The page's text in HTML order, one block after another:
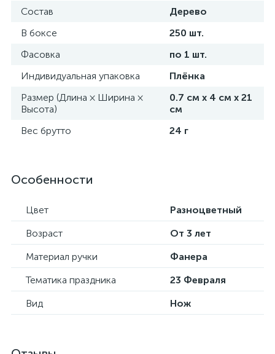
Состав
Дерево
В боксе
250 шт.
Фасовка
по 1 шт.
Индивидуальная упаковка
Плёнка
Размер (Длина × Ширина ×
Высота)
0.7 см х 4 см х 21
см
Вес брутто
24 г
Особенности
Цвет
Разноцветный
Возраст
От 3 лет
Материал ручки
Фанера
Тематика праздника
23 Февраля
Вид
Нож